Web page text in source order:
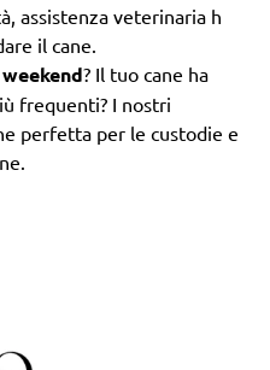
assistenza veterinaria h
il cane.
weekend? Il tuo cane ha
frequenti? I nostri
perfetta per le custodie e